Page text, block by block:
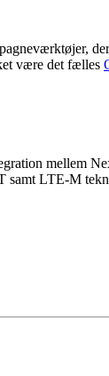
være det fælles
mellem
samt LTE-M